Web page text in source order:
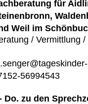
für
Weil im
/ Vermittlung
56994543
zu den